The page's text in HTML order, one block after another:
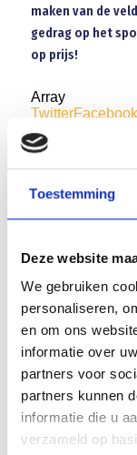
Toestemming
Deze website
We gebruiken
personaliseren,
en om ons
informatie over
partners voor
partners kunnen
informatie die u
verzameld op
maken van de
gedrag op het
op prijs!
Array
TwitterFacebook
Fifa
AANMELDEN